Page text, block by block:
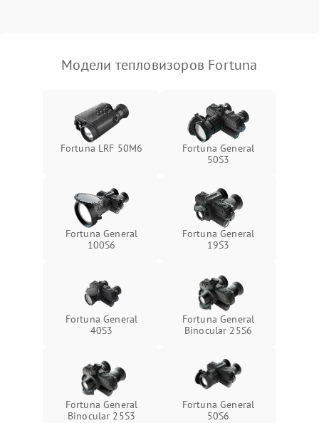
Модели тепловизоров Fortuna
Fortuna LRF 50M6
Fortuna General
50S3
Fortuna General
100S6
Fortuna General
19S3
Fortuna General
40S3
Fortuna General
Binocular 25S6
Fortuna General
Binocular 25S3
Fortuna General
50S6